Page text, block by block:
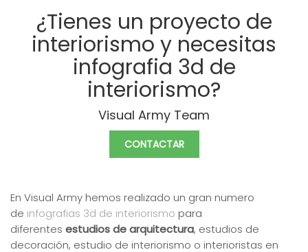
¿Tienes un proyecto de
interiorismo y necesitas
infografia 3d de
interiorismo?
Visual Army Team
CONTACTAR
En Visual Army hemos realizado un gran numero
de infografias 3d de interiorismo para
diferentes estudios de arquitectura, estudios de
decoración, estudio de interiorismo o interioristas en